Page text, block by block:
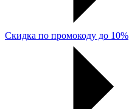
Скидка по промокоду до 10%